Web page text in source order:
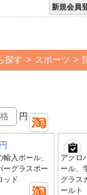
新規会員
探す > スポーツ >
円
円
入ポール、
ーグラスポー
ッド
アクロ
ール、
グラス
ールト